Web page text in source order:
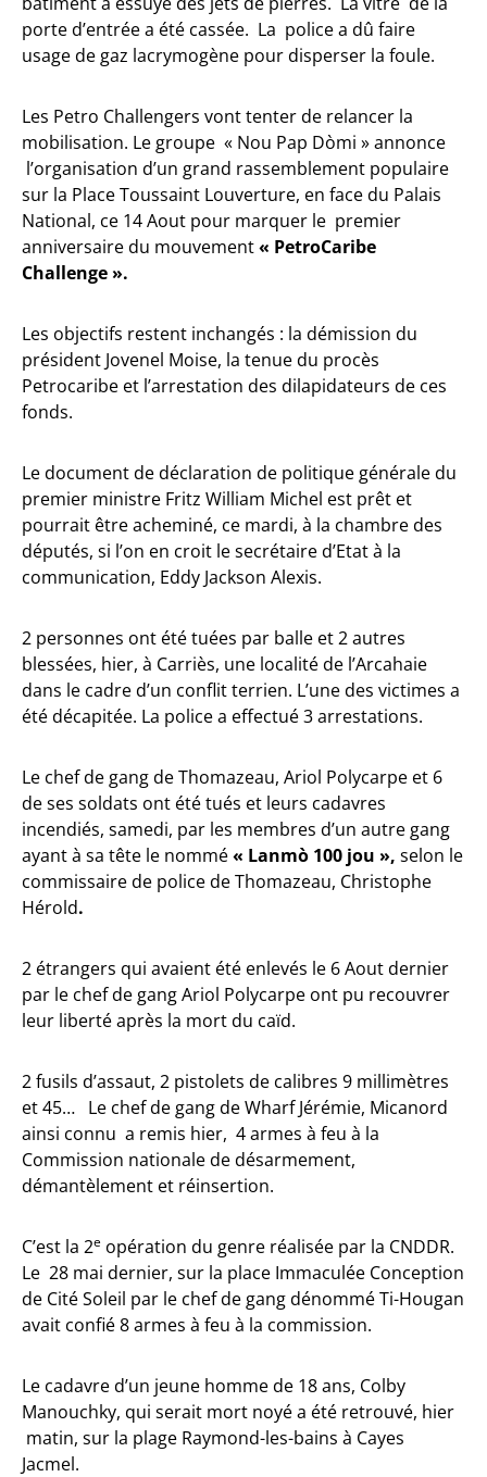
porte d’entrée a été cassée. La police a dû faire
usage de gaz lacrymogène pour disperser la foule.
Les Petro Challengers vont tenter de relancer la
mobilisation. Le groupe « Nou Pap Dòmi » annonce
l’organisation d’un grand rassemblement populaire
sur la Place Toussaint Louverture, en face du Palais
National, ce 14 Aout pour marquer le premier
anniversaire du mouvement« PetroCaribe
Challenge ».
Les objectifs restent inchangés : la démission du
président Jovenel Moise, la tenue du procès
Petrocaribe et l’arrestation des dilapidateurs de ces
fonds.
Le document de déclaration de politique générale du
premier ministre Fritz William Michel est prêt et
pourrait être acheminé, ce mardi, à la chambre des
députés, si l’on en croit le secrétaire d’Etat à la
communication, Eddy Jackson Alexis.
2 personnes ont été tuées par balle et 2 autres
blessées, hier, à Carriès, une localité de l’Arcahaie
dans le cadre d’un conflit terrien. L’une des victimes a
été décapitée. La police a effectué 3 arrestations.
Le chef de gang de Thomazeau, Ariol Polycarpe et 6
de ses soldats ont été tués et leurs cadavres
incendiés, samedi, par les membres d’un autre gang
ayant à sa tête le nommé« Lanmò 100 jou », selon le
commissaire de police de Thomazeau, Christophe
Hérold.
2 étrangers qui avaient été enlevés le 6 Aout dernier
par le chef de gang Ariol Polycarpe ont pu recouvrer
leur liberté après la mort du caïd.
2 fusils d’assaut, 2 pistolets de calibres 9 millimètres
et 45… Le chef de gang de Wharf Jérémie, Micanord
ainsi connu a remis hier, 4 armes à feu à la
Commission nationale de désarmement,
démantèlement et réinsertion.
C’est la 2e opération du genre réalisée par la CNDDR.
Le 28 mai dernier, sur la place Immaculée Conception
de Cité Soleil par le chef de gang dénommé Ti-Hougan
avait confié 8 armes à feu à la commission.
Le cadavre d’un jeune homme de 18 ans, Colby
Manouchky, qui serait mort noyé a été retrouvé, hier
matin, sur la plage Raymond-les-bains à Cayes
Jacmel.